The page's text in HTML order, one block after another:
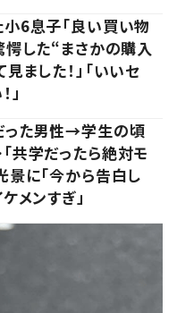
6息子「良い買い物
愕した“まさかの購入
ました！」「いいセ
」
った男性→学生の頃
共学だったら絶対モ
景に「今から告白し
メンすぎ」